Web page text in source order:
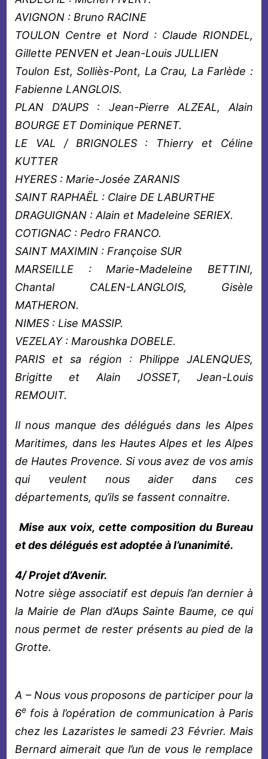
AVIGNON : Bruno RACINE
TOULON Centre et Nord : Claude RIONDEL,
Gillette PENVEN et Jean-Louis JULLIEN
Toulon Est, Solliès-Pont, La Crau, La Farlède :
Fabienne LANGLOIS.
PLAN D’AUPS : Jean-Pierre ALZEAL, Alain
BOURGE ET Dominique PERNET.
LE VAL / BRIGNOLES : Thierry et Céline
KUTTER
HYERES : Marie-Josée ZARANIS
SAINT RAPHAËL : Claire DE LABURTHE
DRAGUIGNAN : Alain et Madeleine SERIEX.
COTIGNAC : Pedro FRANCO.
SAINT MAXIMIN : Françoise SUR
MARSEILLE : Marie-Madeleine BETTINI,
Chantal CALEN-LANGLOIS, Gisèle
MATHERON.
NIMES : Lise MASSIP.
VEZELAY : Maroushka DOBELE.
PARIS et sa région : Philippe JALENQUES,
Brigitte et Alain JOSSET, Jean-Louis
REMOUIT.
Il nous manque des délégués dans les Alpes
Maritimes, dans les Hautes Alpes et les Alpes
de Hautes Provence. Si vous avez de vos amis
qui veulent nous aider dans ces
départements, qu’ils se fassent connaitre.
Mise aux voix, cette composition du Bureau
et des délégués est adoptée à l’unanimité.
4/ Projet d’Avenir.
Notre siège associatif est depuis l’an dernier à
la Mairie de Plan d’Aups Sainte Baume, ce qui
nous permet de rester présents au pied de la
Grotte.
A – Nous vous proposons de participer pour la
6e fois à l’opération de communication à Paris
chez les Lazaristes le samedi 23 Février. Mais
Bernard aimerait que l’un de vous le remplace